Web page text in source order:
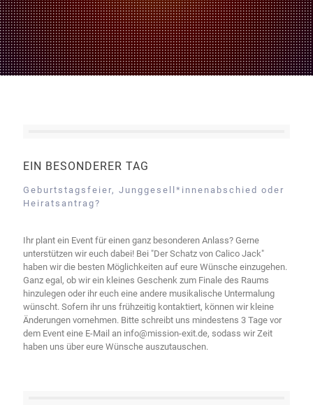
EIN BESONDERER TAG
Geburtstagsfeier, Junggesell*innenabschied oder
Heiratsantrag?
Ihr plant ein Event für einen ganz besonderen Anlass? Gerne
unterstützen wir euch dabei! Bei "Der Schatz von Calico Jack"
haben wir die besten Möglichkeiten auf eure Wünsche einzugehen.
Ganz egal, ob wir ein kleines Geschenk zum Finale des Raums
hinzulegen oder ihr euch eine andere musikalische Untermalung
wünscht. Sofern ihr uns frühzeitig kontaktiert, können wir kleine
Änderungen vornehmen. Bitte schreibt uns mindestens 3 Tage vor
dem Event eine E-Mail an info@mission-exit.de, sodass wir Zeit
haben uns über eure Wünsche auszutauschen.